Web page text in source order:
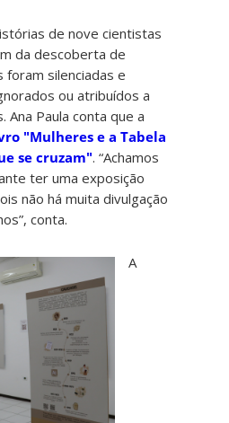
de nove cientistas
da descoberta de
foram silenciadas e
ou atribuídos a
Paula conta que a
"Mulheres e a Tabela
se cruzam". “Achamos
ter uma exposição
não há muita divulgação
conta.
A